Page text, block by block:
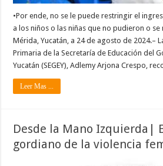
•Por ende, no se le puede restringir el
a los niños o las niñas que no pudieron o
Mérida, Yucatán, a 24 de agosto de 2024.–
Primaria de la Secretaría de Educación del
Yucatán (SEGEY), Adlemy Arjona Crespo,
Leer Mas ...
Desde la Mano Izquierda|
gordiano de la violencia